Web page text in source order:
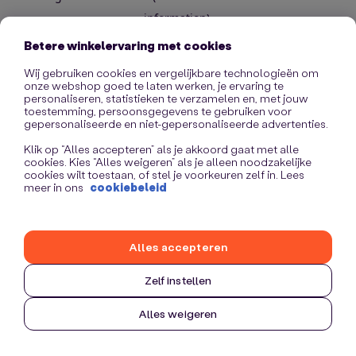
information).
Betere winkelervaring met cookies
Wij gebruiken cookies en vergelijkbare technologieën om
onze webshop goed te laten werken, je ervaring te
personaliseren, statistieken te verzamelen en, met jouw
toestemming, persoonsgegevens te gebruiken voor
gepersonaliseerde en niet-gepersonaliseerde advertenties.
Klik op “Alles accepteren” als je akkoord gaat met alle
cookies. Kies “Alles weigeren” als je alleen noodzakelijke
cookies wilt toestaan, of stel je voorkeuren zelf in. Lees
meer in ons cookiebeleid
Zelf instellen
Alles weigeren
Alles accepteren